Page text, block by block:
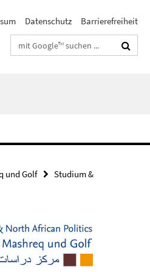
Datenschutz Barrierefreiheit
Suchbegriffe
und Golf
Studium &